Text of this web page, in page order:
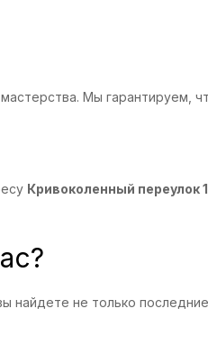
Мы гарантируем,
Кривоколенный переулок
не только